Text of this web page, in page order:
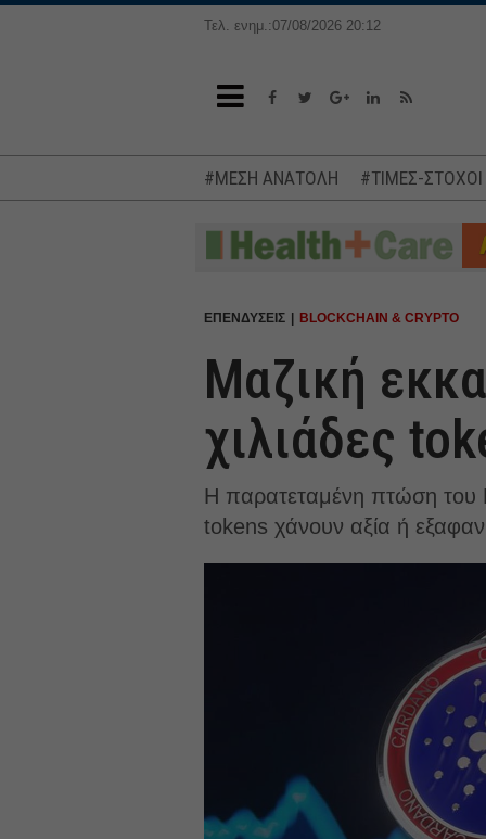
Τελ. ενημ.:07/08/2026 20:12
#ΜΕΣΗ ΑΝΑΤΟΛΗ #ΤΙΜΕΣ-
ΕΠΕΝΔΥΣΕΙΣ BLOCKCHAIN & CRYPTO
Μαζική
χιλιάδες
Η παρατεταμένη πτώση του
tokens χάνουν αξία ή